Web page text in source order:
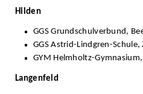
Hilden
GGS Grundschulverbund,
GGS Astrid-Lindgren-Schule,
GYM Helmholtz-
Langenfeld